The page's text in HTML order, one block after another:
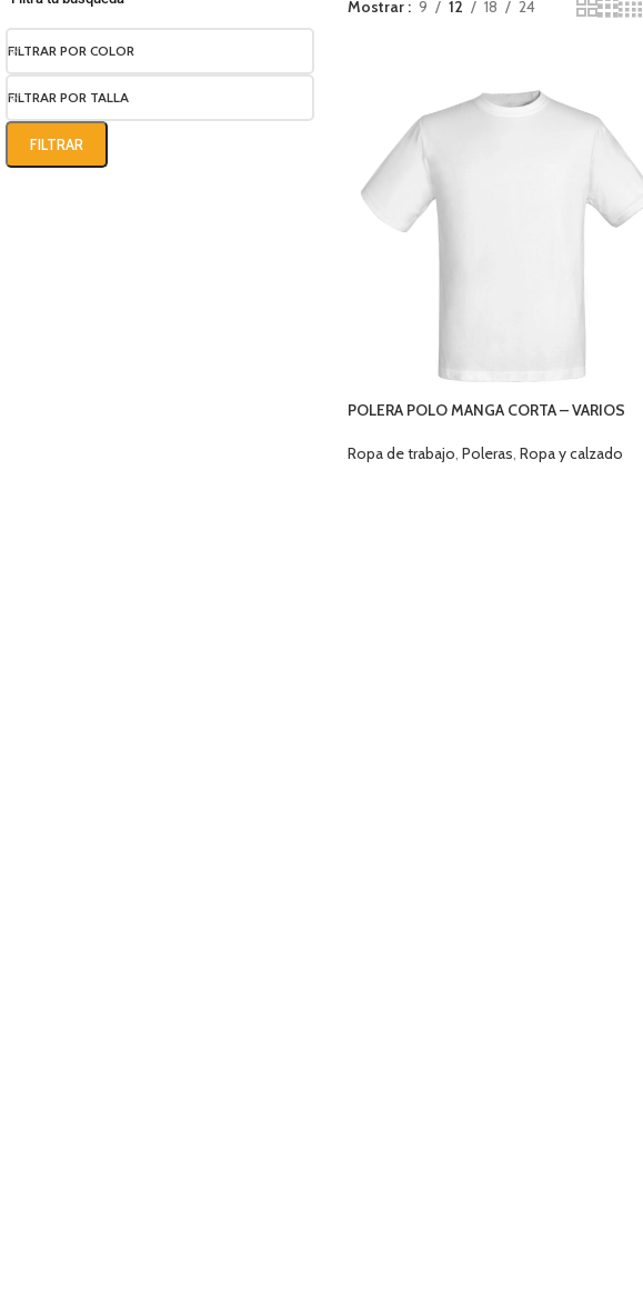
FILTRAR POR COLOR
FILTRAR POR TALLA
FILTRAR
Mostrar 9 12 18 24
POLERA POLO MANGA CORTA – VARIOS
Ropa de trabajo, Poleras, Ropa y calzado